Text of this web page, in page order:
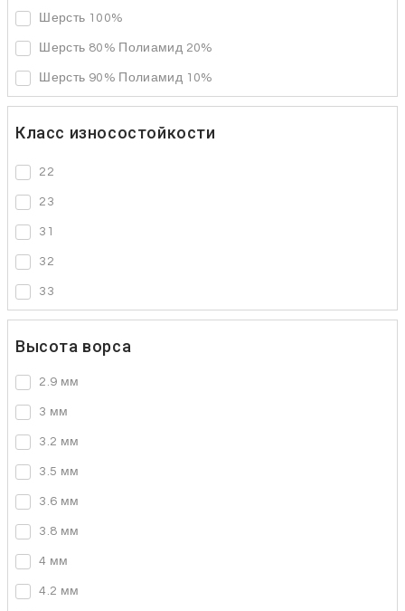
Шерсть 100%
Шерсть 80% Полиамид 20%
Шерсть 90% Полиамид 10%
Класс износостойкости
22
23
31
32
33
Высота ворса
2.9 мм
3 мм
3.2 мм
3.5 мм
3.6 мм
3.8 мм
4 мм
4.2 мм